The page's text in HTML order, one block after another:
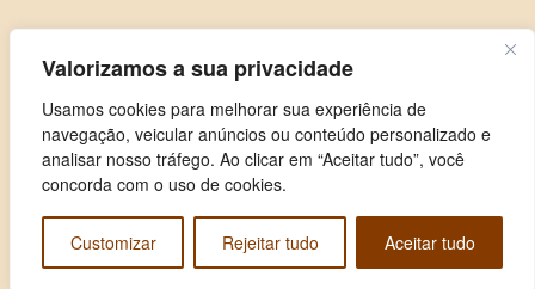
Valorizamos a sua privacidade
Usamos cookies para melhorar sua experiência de
navegação, veicular anúncios ou conteúdo personalizado e
analisar nosso tráfego. Ao clicar em “Aceitar tudo”, você
concorda com o uso de cookies.
Customizar Rejeitar tudo Aceitar tudo
Copyright © 2026 Aldeia Nagô. Todos os direitos reservados.